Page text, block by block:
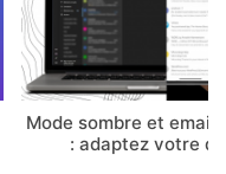
Mode sombre et email
: adaptez votre